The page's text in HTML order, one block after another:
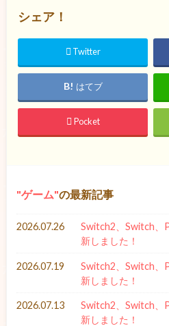
シェア！
Twitter
はてブ
Pocket
ゲーム の最新記事
2026.07.26
Switch2、Switch、
新しました！
2026.07.19
Switch2、Switch、
新しました！
2026.07.13
Switch2、Switch、
新しました！